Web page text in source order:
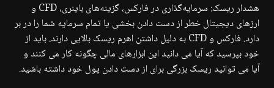
هشدار ریسک: سرمایه‌گذاری در فارکس، گزینه‌های باینری، CFD و
ارزهای دیجیتال خطر از دست دادن بخشی یا تمام سرمایه شما را در بر
دارد. فارکس و CFD به دلیل داشتن اهرم ریسک بالایی دارند. باید از
خود بپرسید که آیا می دانید این ابزارهای مالی چگونه کار می کنند و
آیا می توانید ریسک بزرگی برای از دست دادن پول خود داشته باشید.